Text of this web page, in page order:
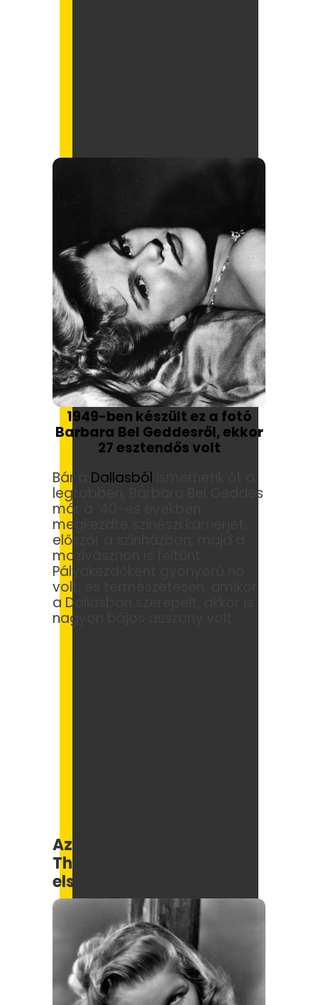
1949-ben készült ez a fotó
Barbara Bel Geddesről, ekkor
27 esztendős volt
Bár a Dallasból
legtöbben, Barbara Bel Geddes
már a ’40-es években
megkezdte színészi karrierjét,
először a színházban, majd a
mozivásznon is feltűnt.
Pályakezdőként gyönyörű nő
volt, és természetesen, amikor
a Dallasban szerepelt, akkor is
nagyon bájos asszony volt.
Az 1947-ben megjelent
The Long Night volt élete
első mozifilmje: